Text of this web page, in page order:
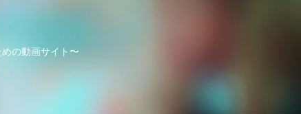
の動画サイト〜